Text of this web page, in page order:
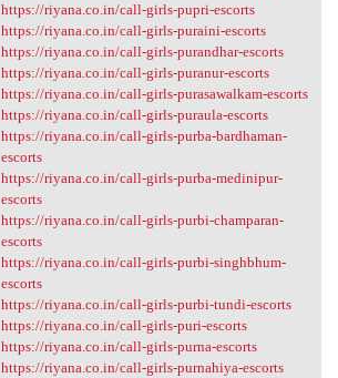
https://riyana.co.in/call-girls-pupri-escorts
https://riyana.co.in/call-girls-puraini-escorts
https://riyana.co.in/call-girls-purandhar-escorts
https://riyana.co.in/call-girls-puranur-escorts
https://riyana.co.in/call-girls-purasawalkam-escorts
https://riyana.co.in/call-girls-puraula-escorts
https://riyana.co.in/call-girls-purba-bardhaman-
escorts
https://riyana.co.in/call-girls-purba-medinipur-
escorts
https://riyana.co.in/call-girls-purbi-champaran-
escorts
https://riyana.co.in/call-girls-purbi-singhbhum-
escorts
https://riyana.co.in/call-girls-purbi-tundi-escorts
https://riyana.co.in/call-girls-puri-escorts
https://riyana.co.in/call-girls-purna-escorts
https://riyana.co.in/call-girls-purnahiya-escorts